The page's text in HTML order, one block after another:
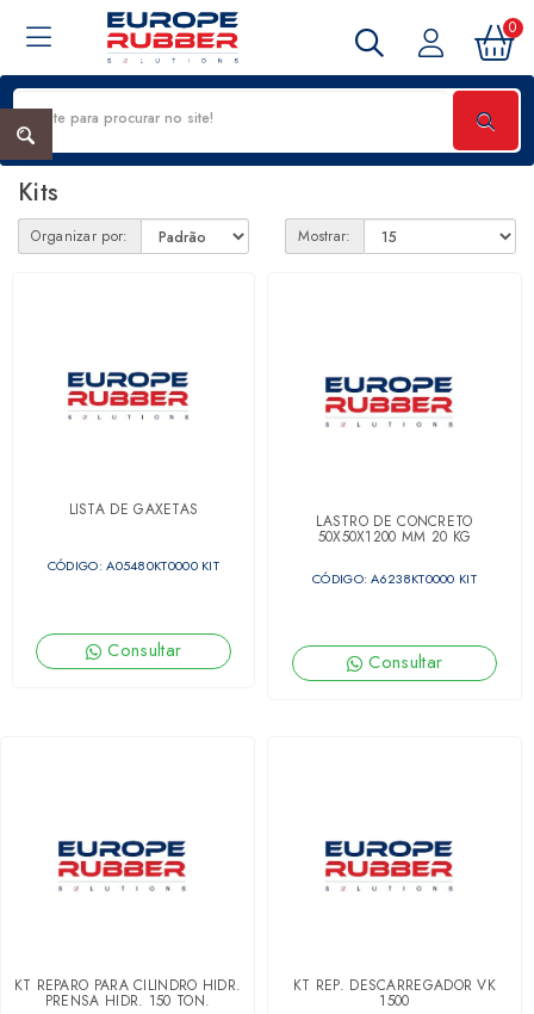
0
Kits
Kits
Organizar por: Mostrar:
LISTA DE GAXETAS
CÓDIGO: A05480KT0000 KIT
Consultar
LASTRO DE CONCRETO
50X50X1200 MM 20 KG
CÓDIGO: A6238KT0000 KIT
Consultar
KT REPARO PARA CILINDRO HIDR.
PRENSA HIDR. 150 TON.
KT REP. DESCARREGADOR VK
1500